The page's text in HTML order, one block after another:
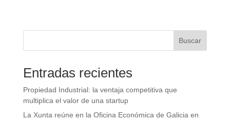
Buscar
Entradas recientes
Propiedad Industrial: la ventaja competitiva que
multiplica el valor de una startup
La Xunta reúne en la Oficina Económica de Galicia en